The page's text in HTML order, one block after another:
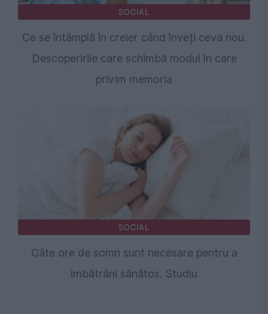
SOCIAL
Ce se întâmplă în creier când înveți ceva nou.
Descoperirile care schimbă modul în care
privim memoria
SOCIAL
Câte ore de somn sunt necesare pentru a
îmbătrâni sănătos. Studiu